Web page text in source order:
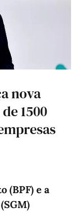
nova
1500
(BPF) e a